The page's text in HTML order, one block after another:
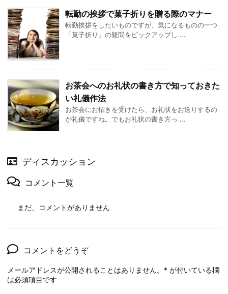
転勤の挨拶で菓子折りを贈る際のマナー
転勤挨拶をしたいものですが、気になるものの一つ
「菓子折り」の疑問をピックアップし ...
お茶会へのお礼状の書き方で知っておきた
い礼儀作法
お茶会にお招きを受けたら、お礼状をお送りするの
が礼儀ですね。でもお礼状の書き方っ ...
ディスカッション
コメント一覧
まだ、コメントがありません
コメントをどうぞ
メールアドレスが公開されることはありません。 * が付いている欄
は必須項目です